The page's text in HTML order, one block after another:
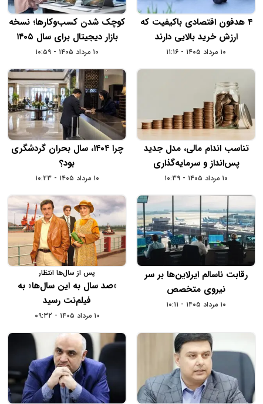
۴ هدفون اقتصادی باکیفیت که
ارزش خرید بالایی دارند
۱۰ مرداد ۱۴۰۵ - ۱۱:۱۶
کوچک شدن کسب‌وکارها؛ نسخه
بازار دیجیتال برای سال ۱۴۰۵
۱۰ مرداد ۱۴۰۵ - ۱۰:۵۹
تناسب اندام مالی، مدل جدید
پس‌انداز و سرمایه‌گذاری
۱۰ مرداد ۱۴۰۵ - ۱۰:۳۹
چرا ۱۴۰۴، سال بحران گردشگری
بود؟
۱۰ مرداد ۱۴۰۵ - ۱۰:۲۳
رقابت ناسالم ایرلاین‌ها بر سر
نیروی متخصص
۱۰ مرداد ۱۴۰۵ - ۱۰:۱۱
پس از سال‌ها انتظار
«صد سال به این سال‌ها» به
فیلم‌نت رسید
۱۰ مرداد ۱۴۰۵ - ۰۹:۳۲